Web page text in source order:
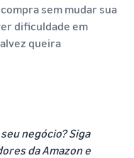
sem mudar sua
dificuldade em
queira
negócio? Siga
da Amazone